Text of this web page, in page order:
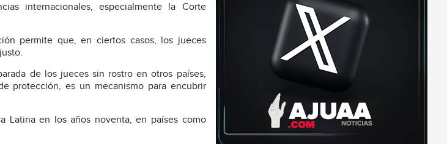
internacionales, especialmente la Corte
permite que, en ciertos casos, los jueces
de los jueces sin rostro en otros países,
protección, es un mecanismo para encubrir
Latina en los años noventa, en países como